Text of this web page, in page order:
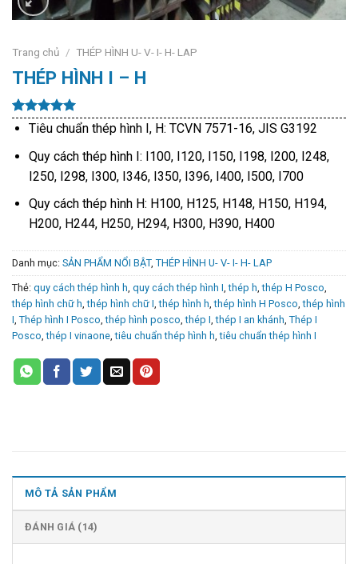
Trang chủ / THÉP HÌNH U- V- I- H- LAP
THÉP HÌNH I – H
5.00trên 5
dựa trên
14
đánh giá
Tiêu chuẩn thép hình I, H: TCVN 7571-16, JIS G3192
Quy cách thép hình I: I100, I120, I150, I198, I200, I248,
I250, I298, I300, I346, I350, I396, I400, I500, I700
Quy cách thép hình H: H100, H125, H148, H150, H194,
H200, H244, H250, H294, H300, H390, H400
Danh mục: SẢN PHẨM NỔI BẬT, THÉP HÌNH U- V- I- H- LAP
Thẻ: quy cách thép hình h, quy cách thép hình I,thép h,thép H Posco,
thép hình chữ h,thép hình chữ I,thép hình h,thép hình H Posco,thép hình
I, Thép hình I Posco,thép hình posco,thép I,thép I an khánh, Thép I
Posco,thép I vinaone,tiêu chuẩn thép hình h,tiêu chuẩn thép hình I
MÔ TẢ SẢN PHẨM
ĐÁNH GIÁ (14)